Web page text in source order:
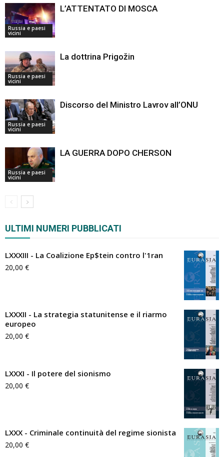
Russia e paesi
vicini
L’ATTENTATO DI MOSCA
Russia e paesi
vicini
La dottrina Prigožin
Russia e paesi
vicini
Discorso del Ministro Lavrov all’ONU
Russia e paesi
vicini
LA GUERRA DOPO CHERSON
ULTIMI NUMERI PUBBLICATI
LXXXIII - La Coalizione Ep$tein contro l'1ran
20,00 €
LXXXII - La strategia statunitense e il riarmo
europeo
20,00 €
LXXXI - Il potere del sionismo
20,00 €
LXXX - Criminale continuità del regime sionista
20,00 €